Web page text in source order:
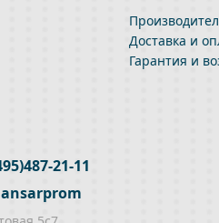
Доставка и
Гарантия и
21-11